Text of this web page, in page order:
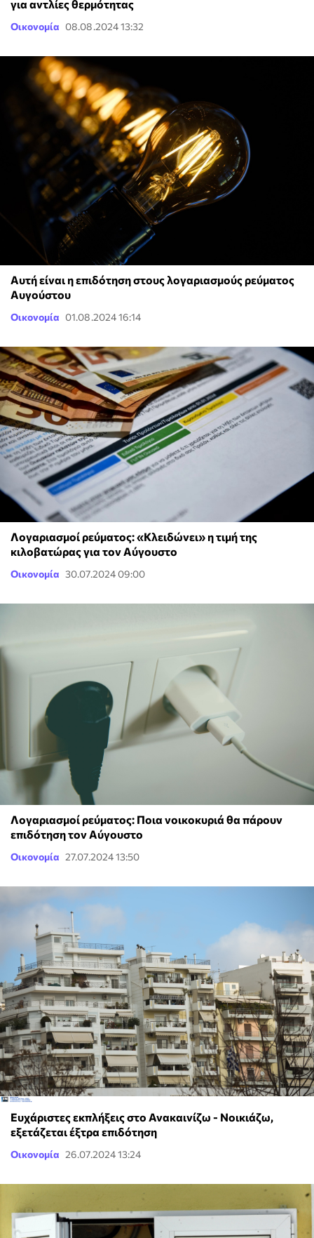
για αντλίες θερμότητας
Οικονομία 08.08.2024 13:32
Αυτή είναι η επιδότηση στους λογαριασμούς ρεύματος
Αυγούστου
Οικονομία 01.08.2024 16:14
Λογαριασμοί ρεύματος: «Κλειδώνει» η τιμή της
κιλοβατώρας για τον Αύγουστο
Οικονομία 30.07.2024 09:00
Λογαριασμοί ρεύματος: Ποια νοικοκυριά θα πάρουν
επιδότηση τον Αύγουστο
Οικονομία 27.07.2024 13:50
Ευχάριστες εκπλήξεις στο Ανακαινίζω - Νοικιάζω,
εξετάζεται έξτρα επιδότηση
Οικονομία 26.07.2024 13:24